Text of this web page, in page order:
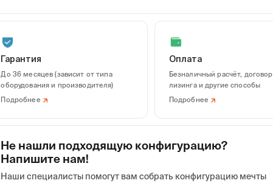
Гарантия
До 36 месяцев (зависит от типа
оборудования и производителя)
Подробнее
Оплата
Безналичный расчёт, договор
лизинга и другие способы
Подробнее
Не нашли подходящую конфигурацию?
Напишите нам!
Наши специалисты помогут вам собрать конфигурацию мечты